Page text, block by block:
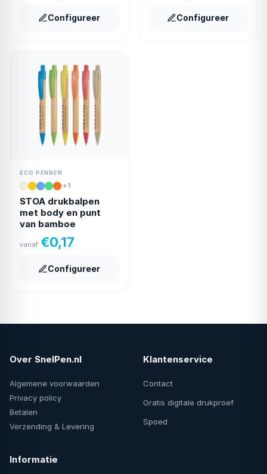
Configureer Configureer
ECO PENNEN
+1
STOA drukbalpen
met body en punt
van bamboe
vanaf €0,17
Configureer
Over SnelPen.nl
Algemene voorwaarden
Privacy policy
Betalen
Verzending & Levering
Klantenservice
Contact
Gratis digitale drukproef
Spoed
Informatie